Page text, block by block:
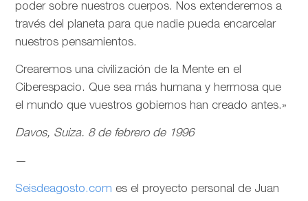
poder sobre nuestros cuerpos. Nos extenderemos a
través del planeta para que nadie pueda encarcelar
nuestros pensamientos.
Crearemos una civilización de la Mente en el
Ciberespacio. Que sea más humana y hermosa que
el mundo que vuestros gobiernos han creado antes.»
Davos, Suiza. 8 de febrero de 1996
—
Seisdeagosto.com es el proyecto personal de Juan